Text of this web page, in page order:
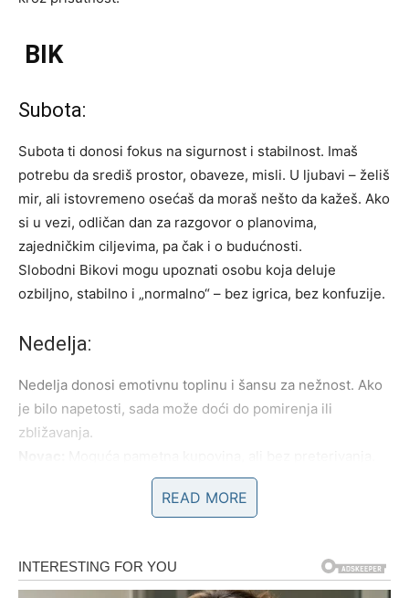
BIK
Subota:
Subota ti donosi fokus na sigurnost i stabilnost. Imaš
potrebu da središ prostor, obaveze, misli. U ljubavi – želiš
mir, ali istovremeno osećaš da moraš nešto da kažeš. Ako
si u vezi, odličan dan za razgovor o planovima,
zajedničkim ciljevima, pa čak i o budućnosti.
Slobodni Bikovi mogu upoznati osobu koja deluje
ozbiljno, stabilno i „normalno“ – bez igrica, bez konfuzije.
Nedelja:
Nedelja donosi emotivnu toplinu i šansu za nežnost. Ako
je bilo napetosti, sada može doći do pomirenja ili
zbližavanja.
Tvoja sreća je u miru, ne u dokazivanju.
BLIZANCI
READ MORE